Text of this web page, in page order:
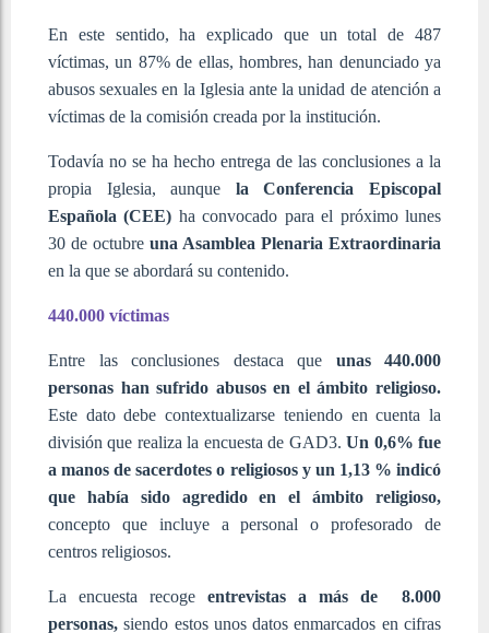
En este sentido, ha explicado que un total de 487
víctimas, un 87% de ellas, hombres, han denunciado ya
abusos sexuales en la Iglesia ante la unidad de atención a
víctimas de la comisión creada por la institución.
Todavía no se ha hecho entrega de las conclusiones a la
propia Iglesia, aunque la Conferencia Episcopal
Española (CEE) ha convocado para el próximo lunes
30 de octubre una Asamblea Plenaria Extraordinaria
en la que se abordará su contenido.
440.000 víctimas
Entre las conclusiones destaca que unas 440.000
personas han sufrido abusos en el ámbito religioso.
Este dato debe contextualizarse teniendo en cuenta la
división que realiza la encuesta de GAD3.Un 0,6% fue
a manos de sacerdotes o religiosos y un 1,13 % indicó
que había sido agredido en el ámbito religioso,
concepto que incluye a personal o profesorado de
centros religiosos.
La encuesta recoge entrevistas a más de 8.000
personas,siendo estos unos datos enmarcados en cifras